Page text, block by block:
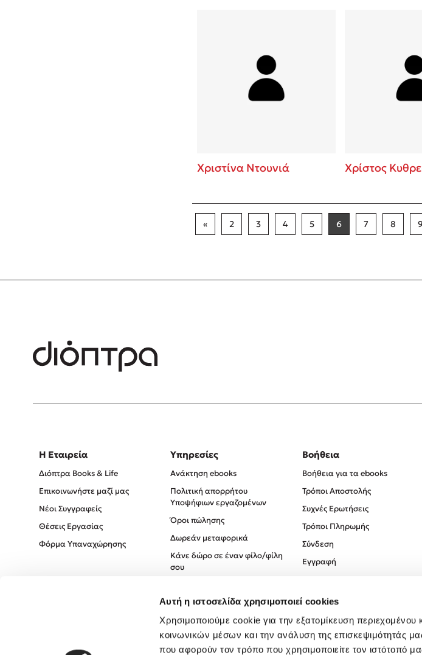
Αυτή η ιστοσελίδα χρησιμοποιεί cookies
Χρησιμοποιούμε cookie για την εξατομίκευση
κοινωνικών μέσων και την ανάλυση της επισκεψιμότητάς
που αφορούν τον τρόπο που χρησιμοποιείτε τον ιστότοπό
Χριστίνα Ντουνιά Χρίστος
« 2 3 4 5 6 7 8 9
Η Εταιρεία
Διόπτρα Books & Life
Επικοινωνήστε μαζί μας
Νέοι Συγγραφείς
Θέσεις Εργασίας
Φόρμα Υπαναχώρησης
Υπηρεσίες
Ανάκτηση ebooks
Πολιτική απορρήτου
Υποψήφιων εργαζομένων
Όροι πώλησης
Δωρεάν μεταφορικά
Κάνε δώρο σε έναν φίλο/φίλη
σου
Πολιτική Απορρήτου
Όροι χρήσης
Βοήθεια
Βοήθεια για τα ebooks
Τρόποι Αποστολής
Συχνές Ερωτήσεις
Τρόποι Πληρωμής
Σύνδεση
Εγγραφή